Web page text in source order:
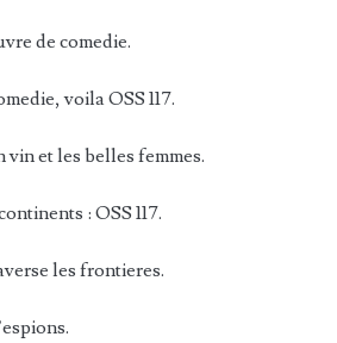
de comedie.
voila OSS 117.
vin et les belles femmes.
: OSS 117.
les frontieres.